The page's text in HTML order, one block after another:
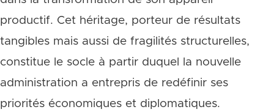
productif. Cet héritage, porteur de résultats
tangibles mais aussi de fragilités structurelles,
constitue le socle à partir duquel la nouvelle
administration a entrepris de redéfinir ses
priorités économiques et diplomatiques.